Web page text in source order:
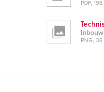
PDF, 198
PNG, 38